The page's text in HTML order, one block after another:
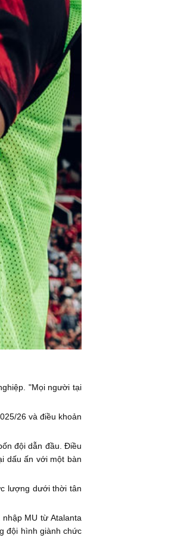
"Mọi người tại
26 và điều khoản
đội dẫn đầu. Điều
dấu ấn với một bàn
lượng dưới thời tân
MU từ Atalanta
đội hình giành chức